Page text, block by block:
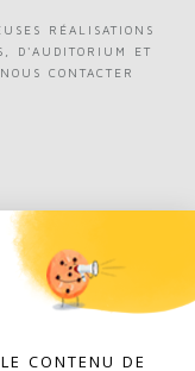
CONTENU DE
RÉALISATIONS
D'AUDITORIUM ET
CONTACTER
CE PRODUIT ?